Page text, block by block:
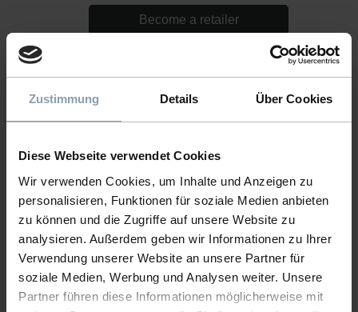
Zustimmung Details Über Cookies
Diese Webseite verwendet Cookies
Wir verwenden Cookies, um Inhalte und Anzeigen zu
personalisieren, Funktionen für soziale Medien anbieten
zu können und die Zugriffe auf unsere Website zu
analysieren. Außerdem geben wir Informationen zu Ihrer
Verwendung unserer Website an unsere Partner für
soziale Medien, Werbung und Analysen weiter. Unsere
Partner führen diese Informationen möglicherweise mit
Become a retailer